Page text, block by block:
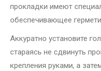
прокладки имеют
обеспечивающее
Аккуратно установите
стараясь не сдвинуть
крепления руками, а